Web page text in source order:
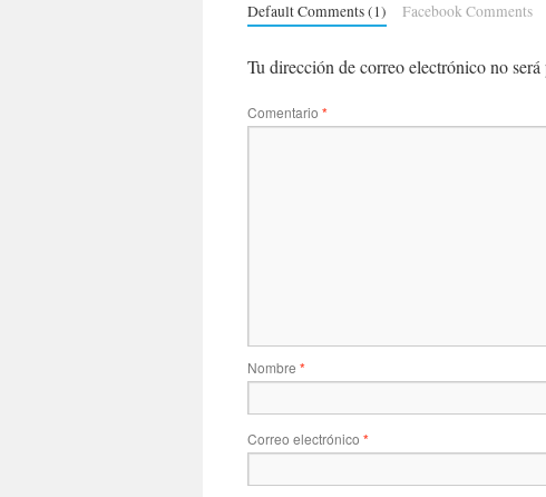
Default Comments (1) Facebook Comments
Tu dirección de correo electrónico no será
Comentario *
Nombre *
Correo electrónico *